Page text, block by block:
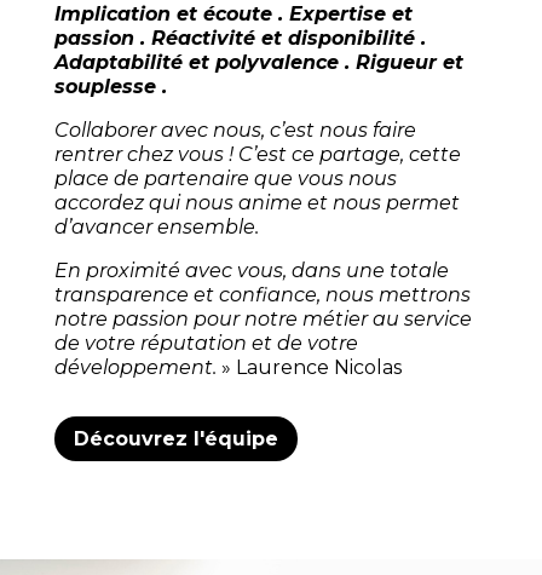
Implication et écoute . Expertise et
passion . Réactivité et disponibilité .
Adaptabilité et polyvalence . Rigueur et
souplesse .
Collaborer avec nous, c’est nous faire
rentrer chez vous ! C’est ce partage, cette
place de partenaire que vous nous
accordez qui nous anime et nous permet
d’avancer ensemble.
En proximité avec vous, dans une totale
transparence et confiance, nous mettrons
notre passion pour notre métier au service
de votre réputation et de votre
développement. » Laurence Nicolas
Découvrez l'équipe